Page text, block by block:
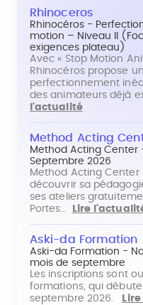
Rhinoceros
Rhinocéros -
motion – Niveau II
exigences plateau)
Avec « Stop Motion
Rhinocéros propose
perfectionnement
des animateurs déjà
l'actualité
Method Acting
Method Acting Center
Septembre 2026
Method Acting
découvrir sa
ses ateliers
Portes…
Lire
Aski-da Formation
Aski-da Formation -
mois de septembre
Les inscriptions sont
formations, qui
septembre 2026.